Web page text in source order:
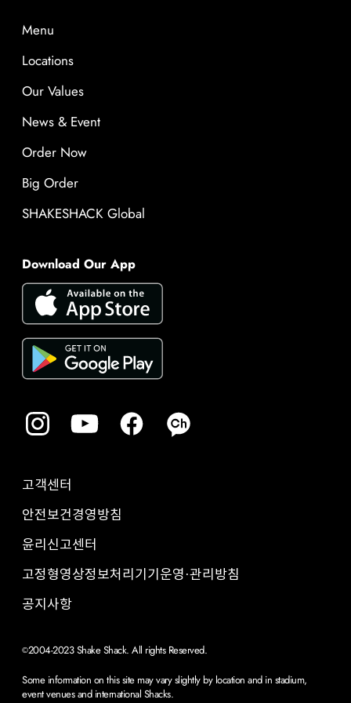
Menu
Locations
Our Values
News & Event
Order Now
Big Order
SHAKESHACK Global
Download Our App
고객센터
안전보건경영방침
윤리신고센터
고정형영상정보처리기기운영·관리방침
공지사항
©2004-2023 Shake Shack. All rights Reserved.
Some information on this site may vary slightly by location and in stadium,
event venues and international Shacks.